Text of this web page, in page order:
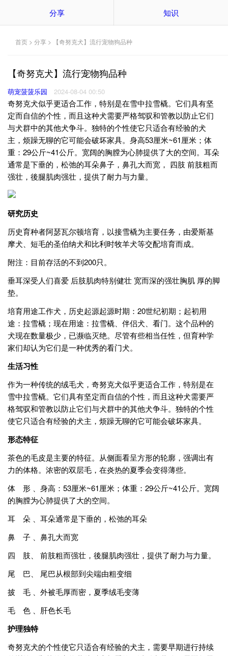
分享 知识
首页 > 分享 > 【奇努克犬】流行宠物狗品种
【奇努克犬】流行宠物狗品种
萌宠菠菠乐园 2024-08-04 00:50
奇努克犬似乎更适合工作，特别是在雪中拉雪橇。它们具有坚
定而自信的个性，而且这种犬需要严格驾驭和管教以防止它们
与犬群中的其他犬争斗。独特的个性使它只适合有经验的犬
主，烦躁无聊的它可能会破坏家具。身高53厘米~61厘米；体
重：29公斤~41公斤。宽阔的胸膛为心肺提供了大的空间。耳朵
通常是下垂的，松弛的耳朵鼻子，鼻孔大而宽， 四肢 前肢粗而
强壮，後腿肌肉强壮，提供了耐力与力量。
研究历史
历史育种者阿瑟瓦尔顿培育，以接雪橇为主要任务，由爱斯基
摩犬、短毛的圣伯纳犬和比利时牧羊犬等交配培育而成。
附注：目前存活的不到200只。
垂耳深受人们喜爱 后肢肌肉特别健壮 宽而深的强壮胸肌 厚的脚
垫。
培育用途工作犬，历史起源起源时期：20世纪初期；起初用
途：拉雪橇；现在用途：拉雪橇、伴侣犬、看门。这个品种的
犬现在数量极少，已濒临灭绝。尽管有些相当任性，但育种学
家们却认为它们是一种优秀的看门犬。
生活习性
作为一种传统的绒毛犬，奇努克犬似乎更适合工作，特别是在
雪中拉雪橇。它们具有坚定而自信的个性，而且这种犬需要严
格驾驭和管教以防止它们与犬群中的其他犬争斗。独特的个性
使它只适合有经验的犬主，烦躁无聊的它可能会破坏家具。
形态特征
茶色的毛皮是主要的特征。从侧面看呈方形的轮廓，强调出有
力的体格。浓密的双层毛，在炎热的夏季会变得薄些。
体 形 、身高：53厘米~61厘米；体重：29公斤~41公斤。宽阔
的胸膛为心肺提供了大的空间。
耳 朵 、耳朵通常是下垂的，松弛的耳朵
鼻 子 、鼻孔大而宽
四 肢、 前肢粗而强壮，後腿肌肉强壮，提供了耐力与力量。
尾 巴、 尾巴从根部到尖端由粗变细
披 毛 、外被毛厚而密，夏季绒毛变薄
毛 色 、肝色长毛
护理独特
奇努克犬的个性使它只适合有经验的犬主，需要早期进行持续